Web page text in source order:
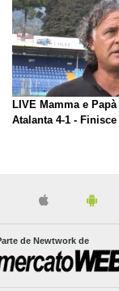
LIVE Mamma e
Atalanta 4-1 -
de Newtwork de